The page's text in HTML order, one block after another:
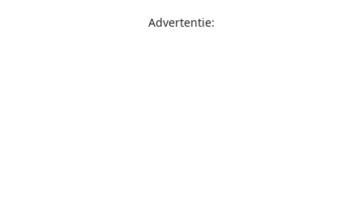
Advertentie: